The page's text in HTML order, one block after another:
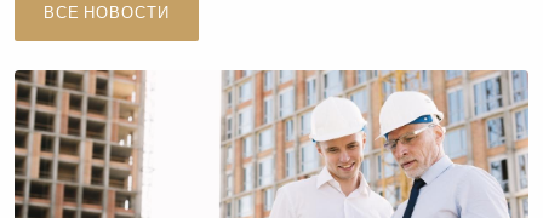
ВСЕ НОВОСТИ